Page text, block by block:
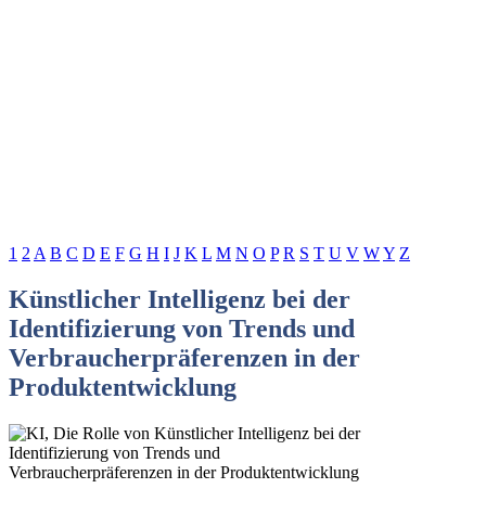
1 2 A B C D E F G H I J K L M N O P R S T U V WY Z
Künstlicher Intelligenz bei der
Identifizierung von Trends und
Verbraucherpräferenzen in der
Produktentwicklung